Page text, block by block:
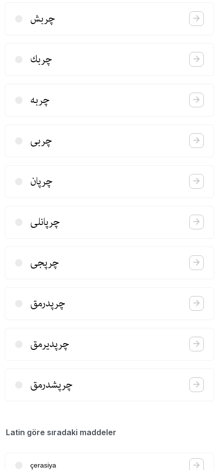
چربش
چربك
چربه
چربی
چرپان
چرپانلی
چرپجی
چرپدرمق
چرپدیرمق
چرپشدرمق
Latin göre sıradaki maddeler
çerasiya